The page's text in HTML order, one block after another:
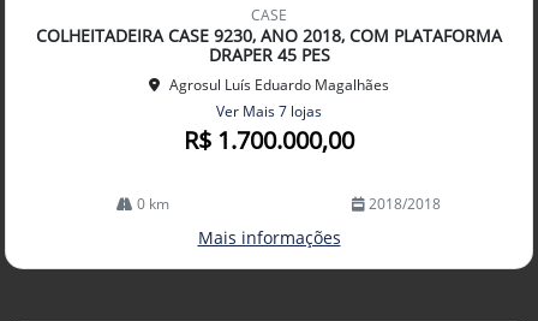
arti
lhe
CASE
COLHEITADEIRA CASE 9230, ANO 2018, COM PLATAFORMA
DRAPER 45 PES
Agrosul Luís Eduardo Magalhães
Ver Mais 7 lojas
R$ 1.700.000,00
0 km 2018/2018
Mais informações